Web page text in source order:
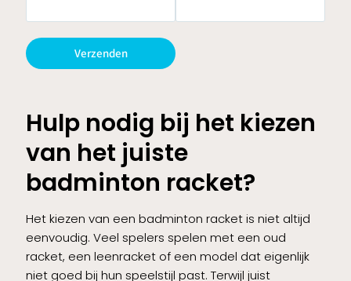
Verzenden
Hulp nodig bij het kiezen
van het juiste
badminton racket?
Het kiezen van een badminton racket is niet altijd
eenvoudig. Veel spelers spelen met een oud
racket, een leenracket of een model dat eigenlijk
niet goed bij hun speelstijl past. Terwijl juist